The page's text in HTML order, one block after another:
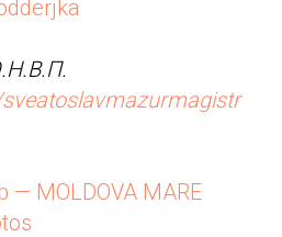
— MOLDOVA MARE